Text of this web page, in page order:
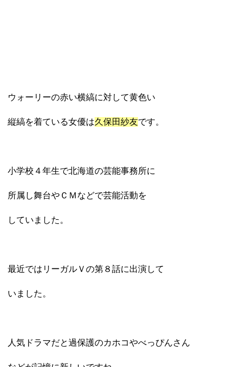
ウォーリーの赤い横縞に対して黄色い
縦縞を着ている女優は久保田紗友です。
小学校４年生で北海道の芸能事務所に
所属し舞台やＣＭなどで芸能活動を
していました。
最近ではリーガルＶの第８話に出演して
いました。
人気ドラマだと過保護のカホコやべっぴんさん